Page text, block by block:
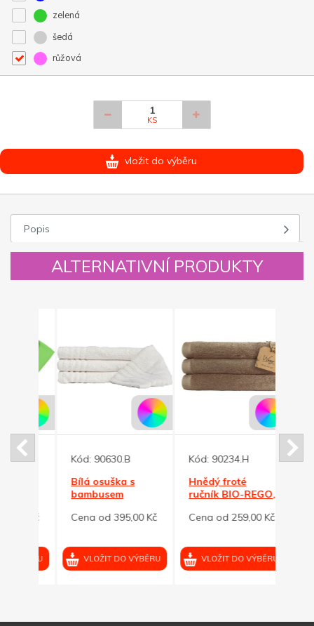
zelená
šedá
růžová
KS
vložit do výběru
Popis
ALTERNATIVNÍ PRODUKTY
Kód:90630.B
Bílá osuška s
bambusem
530 g/m2
Cena od 395,00 Kč
VLOŽIT DO VÝBĚRU
Kód:90234.H
Hnědý froté
ručník BIO-REGO,
Cena od 259,00 Kč
VLOŽIT DO VÝBĚRU
Kód: